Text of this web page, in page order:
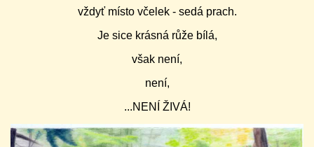
vždyť místo včelek - sedá prach.
Je sice krásná růže bílá,
však není,
není,
...NENÍ ŽIVÁ!